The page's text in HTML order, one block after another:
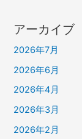
アーカイブ
2026年7月
2026年6月
2026年4月
2026年3月
2026年2月